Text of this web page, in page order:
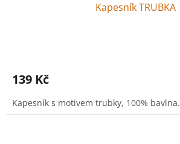
Kapesník TRUBKA
139 Kč
Kapesník s motivem trubky, 100% bavlna.